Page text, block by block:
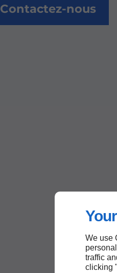
We use
traffic
clicking
Contactez-nous